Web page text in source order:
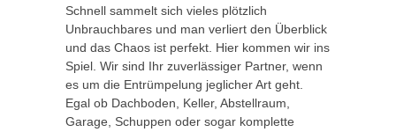
Schnell sammelt sich vieles plötzlich
Unbrauchbares und man verliert den Überblick
und das Chaos ist perfekt. Hier kommen wir ins
Spiel. Wir sind Ihr zuverlässiger Partner, wenn
es um die Entrümpelung jeglicher Art geht.
Egal ob Dachboden, Keller, Abstellraum,
Garage, Schuppen oder sogar komplette